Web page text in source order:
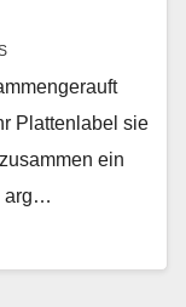
Plattenlabel sie
ein
arg…